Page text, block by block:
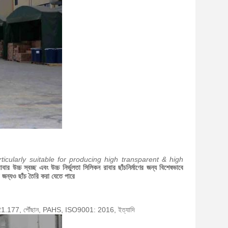
suitable for producing high transparent & high
স্বচ্ছ এবং উচ্চ নির্ভুলতা সিলিকন রাবার ছাঁচনির্মাণের জন্য বিশেষভাবে
জন্যও ছাঁচ তৈরি করা যেতে পারে
পৌঁছান, PAHS, ISO9001: 2016, ইত্যাদি